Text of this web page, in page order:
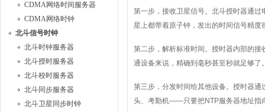
CDMA网络时间服务器
CDMA网络时钟
北斗信号时钟
北斗时钟服务器
北斗授时服务器
北斗校时服务器
北斗同步服务器
北斗卫星同步时钟
第一步，接收卫星信号。北斗授时器通
星上都带着原子钟，发出的时间信号精度
第二步，解析标准时间。授时器内部的
通设备来说，精确到毫秒甚至秒就足够了
第三步，分发时间给其他设备。授时器
头、考勤机——只要把NTP服务器地址指